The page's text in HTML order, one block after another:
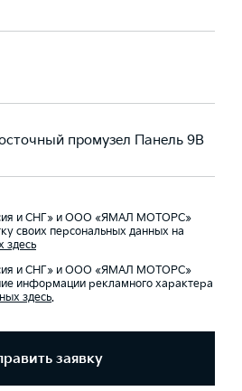
промузел Панель 9В
и СНГ» и ООО «ЯМАЛ МОТОРС»
своих персональных данных на
здесь
и СНГ» и ООО «ЯМАЛ МОТОРС»
информации рекламного характера
здесь.
заявку